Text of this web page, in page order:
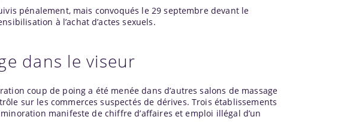
pénalement, mais convoqués le 29 septembre devant le
à l’achat d’actes sexuels.
dans le viseur
coup de poing a été menée dans d’autres salons de massage
sur les commerces suspectés de dérives. Trois établissements
manifeste de chiffre d’affaires et emploi illégal d’un